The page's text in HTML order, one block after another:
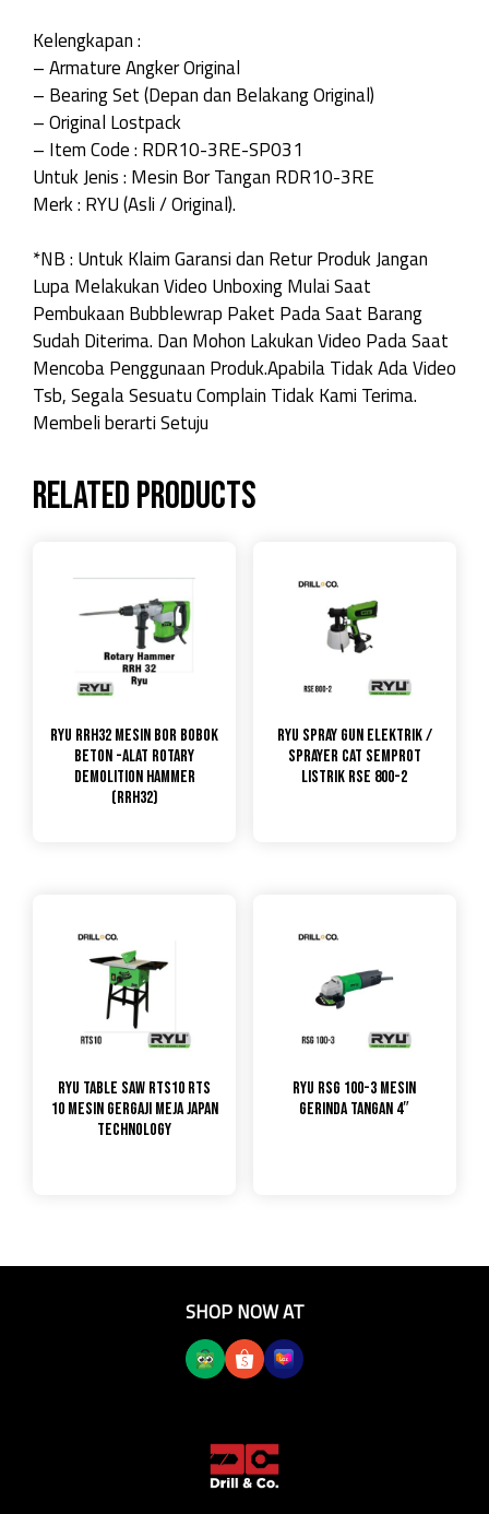
Kelengkapan :
– Armature Angker Original
– Bearing Set (Depan dan Belakang Original)
– Original Lostpack
– Item Code : RDR10-3RE-SP031
Untuk Jenis : Mesin Bor Tangan RDR10-3RE
Merk : RYU (Asli / Original).
*NB : Untuk Klaim Garansi dan Retur Produk Jangan
Lupa Melakukan Video Unboxing Mulai Saat
Pembukaan Bubblewrap Paket Pada Saat Barang
Sudah Diterima. Dan Mohon Lakukan Video Pada Saat
Mencoba Penggunaan Produk.Apabila Tidak Ada Video
Tsb, Segala Sesuatu Complain Tidak Kami Terima.
Membeli berarti Setuju
Related products
RYU RRH32 MESIN BOR BOBOK
BETON -ALAT ROTARY
DEMOLITION HAMMER
(RRH32)
RYU Spray Gun Elektrik /
Sprayer Cat Semprot
Listrik RSE 800-2
RYU Table Saw RTS10 RTS
10 Mesin Gergaji Meja Japan
Technology
RYU RSG 100-3 Mesin
Gerinda Tangan 4″
SHOP NOW AT